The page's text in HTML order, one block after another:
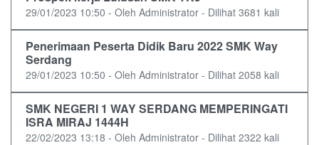
29/01/2023 10:50 - Oleh Administrator - Dilihat 3681 kali
Penerimaan Peserta Didik Baru 2022 SMK Way
Serdang
29/01/2023 10:50 - Oleh Administrator - Dilihat 2058 kali
SMK NEGERI 1 WAY SERDANG MEMPERINGATI
ISRA MIRAJ 1444H
22/02/2023 13:18 - Oleh Administrator - Dilihat 2322 kali